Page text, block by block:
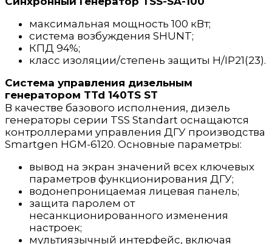
максимальная мощность 100 кВт;
система возбуждения SHUNT;
КПД 94%;
класс изоляции/степень защиты H/IP21(23).
Система управления дизельным
генератором TTd 140TS ST
В качестве базового исполнения, дизель
генераторы серии TSS Standart оснащаются
контроллерами управления ДГУ производства
Smartgen HGM-6120. Основные параметры:
вывод на экран значений всех ключевых
параметров функционирования ДГУ;
водонепроницаемая лицевая панель;
защита паролем от
несанкционированного изменения
настроек;
мультиязычный интерфейс, включая